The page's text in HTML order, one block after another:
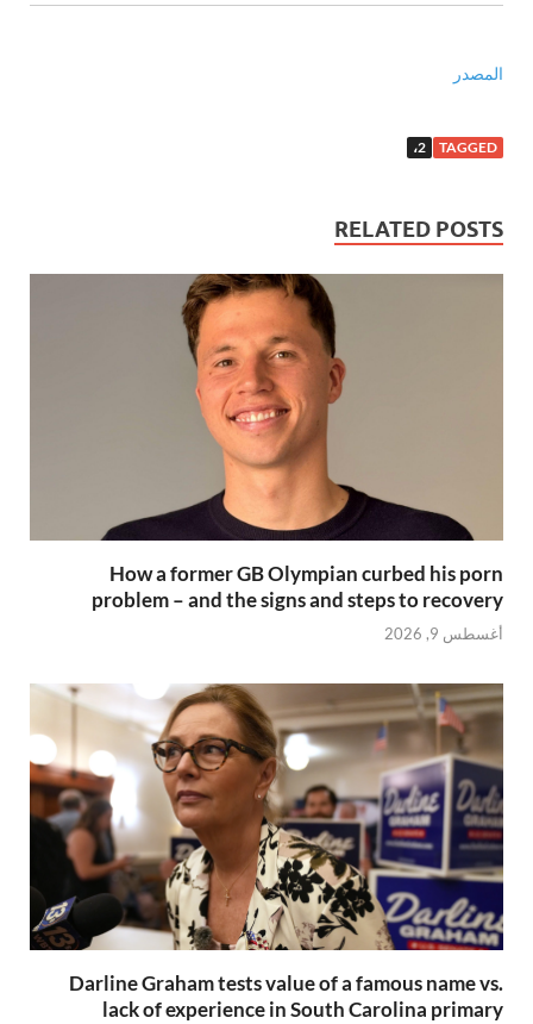
المصدر
TAGGED 2،
RELATED POSTS
How a former GB Olympian curbed his porn
problem – and the signs and steps to recovery
أغسطس 9, 2026
Darline Graham tests value of a famous name vs.
lack of experience in South Carolina primary